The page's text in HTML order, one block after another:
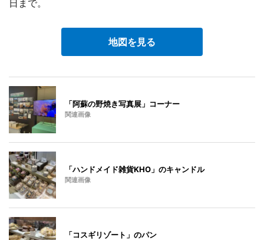
日まで。
地図を見る
「阿蘇の野焼き写真展」コーナー
関連画像
「ハンドメイド雑貨KHO」のキャンドル
関連画像
「コスギリゾート」のパン